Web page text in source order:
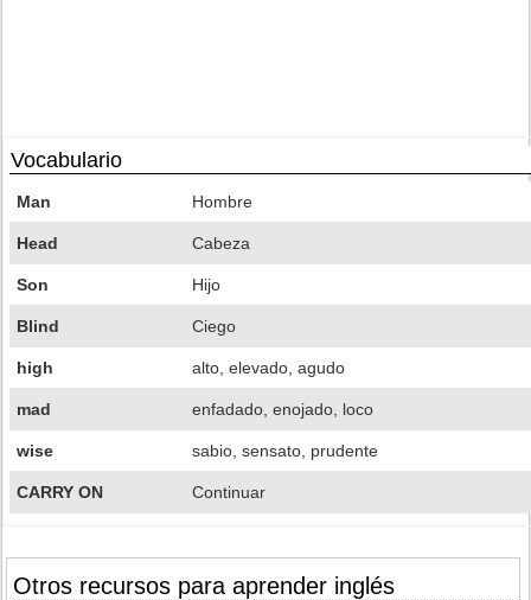
Vocabulario
Man Hombre
Head Cabeza
Son Hijo
Blind Ciego
high alto, elevado, agudo
mad enfadado, enojado, loco
wise sabio, sensato, prudente
CARRY ON Continuar
Otros recursos para aprender inglés